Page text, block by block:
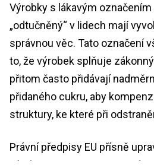
Výrobky s lákavým označením
„odtučněný“ v lidech mají
správnou věc. Tato označení
to, že výrobek splňuje
přitom často přidávají
přidaného cukru, aby
struktury, ke které při
Právní předpisy EU přísně